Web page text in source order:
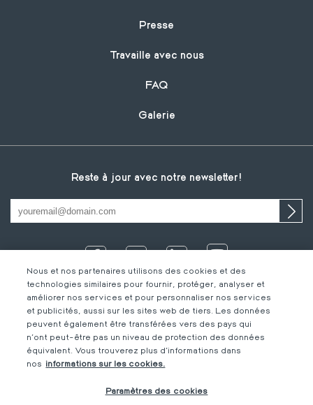
Presse
Travaille avec nous
FAQ
Galerie
Reste à jour avec notre newsletter!
Footer
Mentions légales
IT
FR
Nous et nos partenaires utilisons des cookies et des
technologies similaires pour fournir, protéger, analyser et
améliorer nos services et pour personnaliser nos services
et publicités, aussi sur les sites web de tiers. Les données
peuvent également être transférées vers des pays qui
n'ont peut-être pas un niveau de protection des données
équivalent. Vous trouverez plus d'informations dans
nos informations sur les cookies.
Paramètres des cookies